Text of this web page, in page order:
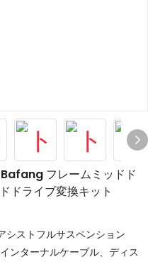
フレームミッドド
ドライブ変換キット
シストフルサスペンション
ンターナルケーブル、ディス